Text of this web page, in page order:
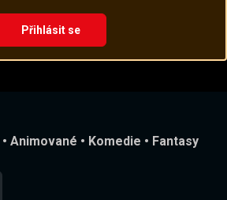
Přihlásit se
• Animované • Komedie • Fantasy